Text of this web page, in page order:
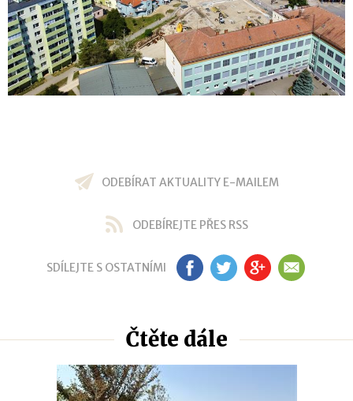
ODEBÍRAT AKTUALITY E-MAILEM
ODEBÍREJTE PŘES RSS
SDÍLEJTE S OSTATNÍMI FB TW GP EM
Čtěte dále